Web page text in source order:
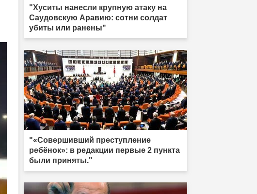
"Хуситы нанесли крупную атаку на
Саудовскую Аравию: сотни солдат
убиты или ранены"
"«Совершивший преступление
ребёнок»: в редакции первые 2 пункта
были приняты."